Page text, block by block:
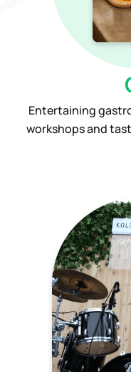
Entertaining
workshops and